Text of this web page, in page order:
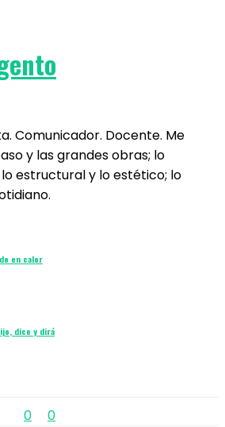
Comunicador. Docente. Me
y las grandes obras; lo
estructural y lo estético; lo
en calor
dice y dirá
0
0